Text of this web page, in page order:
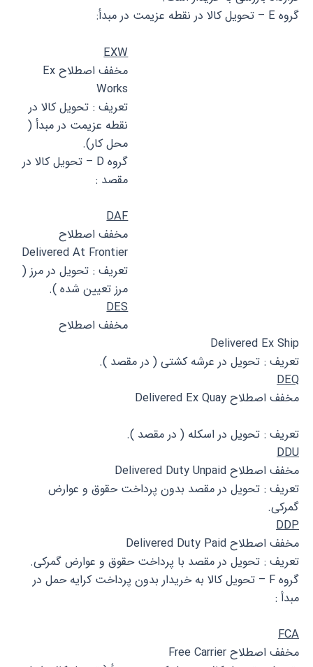
گروه E – تحویل کالا در نقطه عزیمت در مبدأ:
EXW
مخفف اصطلاح Ex
Works
تعریف : تحویل کالا در
نقطه عزیمت در مبدأ (
محل کار).
گروه D – تحویل کالا در
مقصد :
DAF
مخفف اصطلاح
Delivered At Frontier
تعریف : تحویل در مرز (
مرز تعیین شده ).
DES
مخفف اصطلاح
Delivered Ex Ship
تعریف : تحویل در عرشه کشتی ( در مقصد ).
DEQ
مخفف اصطلاح Delivered Ex Quay
تعریف : تحویل در اسکله ( در مقصد ).
DDU
مخفف اصطلاح Delivered Duty Unpaid
تعریف : تحویل در مقصد بدون پرداخت حقوق و عوارض
گمرکی.
DDP
مخفف اصطلاح Delivered Duty Paid
تعریف : تحویل در مقصد با پرداخت حقوق و عوارض گمرکی.
گروه F – تحویل کالا به خریدار بدون پرداخت کرایه حمل در
مبدأ :
FCA
مخفف اصطلاح Free Carrier